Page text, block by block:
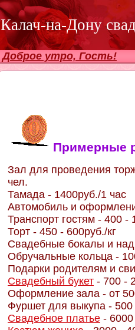
Калач-на-Дону
Доброе утро, Гость!
Примерные
Зал для проведения
чел.
Тамада - 1400руб./1 час
Автомобиль и
Транспорт гостям - 400 -
Торт - 450 - 600руб./кг
Свадебные бокалы и
Обручальные кольца -
Подарки родителям и
Свадебный букет - 700 -
Оформление зала - от
Фуршет для выкупа - 500
Свадебное платье -